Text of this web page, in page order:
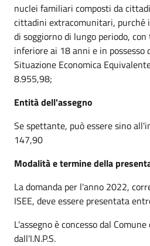
nuclei familiari composti da
cittadini extracomunitari, purché
di soggiorno di lungo periodo,
inferiore ai 18 anni e in possesso
Situazione Economica
8.955,98;
Entità dell'assegno
Se spettante, può essere sino
147,90
Modalità e termine della
La domanda per l'anno 2022,
ISEE, deve essere presentata
L'assegno è concesso dal
dall'I.N.P.S.